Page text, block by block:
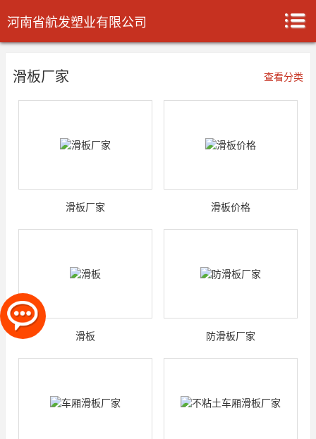
河南省航发塑业有限公司
滑板厂家 查看分类
滑板厂家 滑板价格
滑板 防滑板厂家